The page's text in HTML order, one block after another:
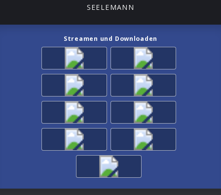
SEELEMANN
Streamen und Downloaden